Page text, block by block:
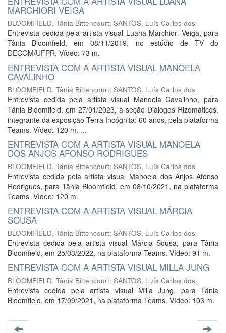
MARCHIORI VEIGA
BLOOMFIELD, Tânia Bittencourt; SANTOS, Luís Carlos dos
Entrevista cedida pela artista visual Luana Marchiori Veiga, para
Tânia Bloomfield, em 08/11/2019, no estúdio de TV do
DECOM/UFPR. Vídeo: 73 m.
ENTREVISTA COM A ARTISTA VISUAL MANOELA
CAVALINHO
BLOOMFIELD, Tânia Bittencourt; SANTOS, Luís Carlos dos
Entrevista cedida pela artista visual Manoela Cavalinho, para
Tânia Bloomfield, em 27/01/2023, à seção Diálogos Rizomáticos,
integrante da exposição Terra Incógnita: 60 anos, pela plataforma
Teams. Vídeo: 120 m. ...
ENTREVISTA COM A ARTISTA VISUAL MANOELA
DOS ANJOS AFONSO RODRIGUES
BLOOMFIELD, Tânia Bittencourt; SANTOS, Luís Carlos dos
Entrevista cedida pela artista visual Manoela dos Anjos Afonso
Rodrigues, para Tânia Bloomfield, em 08/10/2021, na plataforma
Teams. Vídeo: 120 m.
ENTREVISTA COM A ARTISTA VISUAL MÁRCIA
SOUSA
BLOOMFIELD, Tânia Bittencourt; SANTOS, Luís Carlos dos
Entrevista cedida pela artista visual Márcia Sousa, para Tânia
Bloomfield, em 25/03/2022, na plataforma Teams. Vídeo: 91 m.
ENTREVISTA COM A ARTISTA VISUAL MILLA JUNG
BLOOMFIELD, Tânia Bittencourt; SANTOS, Luís Carlos dos
Entrevista cedida pela artista visual Milla Jung, para Tânia
Bloomfield, em 17/09/2021, na plataforma Teams. Vídeo: 103 m.